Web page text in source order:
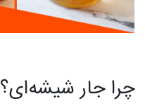
چرا جار شیشه‌ای؟